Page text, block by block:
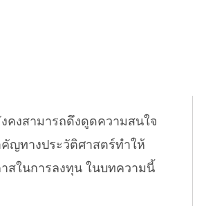
คงสามารถดึงดูดความสนใจ
ญทางประวัติศาสตร์ทำให้
สในการลงทุน ในบทความนี้